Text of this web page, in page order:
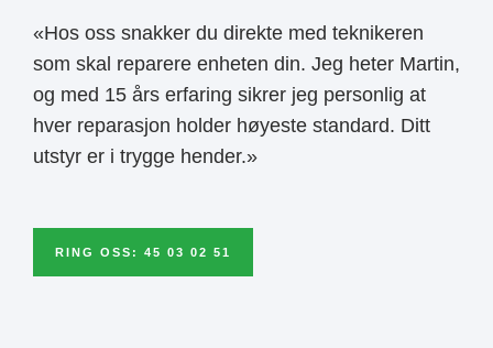
«Hos oss snakker du direkte med teknikeren
som skal reparere enheten din. Jeg heter Martin,
og med 15 års erfaring sikrer jeg personlig at
hver reparasjon holder høyeste standard. Ditt
utstyr er i trygge hender.»
RING OSS: 45 03 02 51